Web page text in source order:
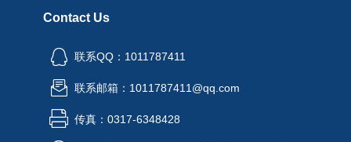
Contact Us
联系QQ：1011787411
联系邮箱：1011787411@qq.com
传真：0317-6348428